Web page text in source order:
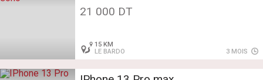
21 000 DT
15 KM
LE BARDO
3 MOIS